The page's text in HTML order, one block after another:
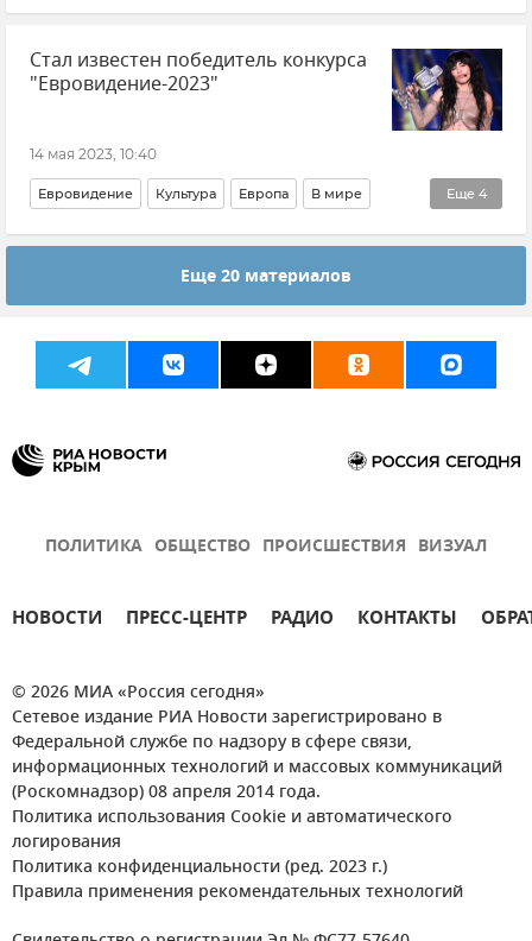
ДТП в Крыму и Севастополе
МВД по Республике Крым Происшествия
Ленинский район
Стал известен победитель конкурса
"Евровидение-2023"
14 мая 2023, 10:40
Еще 4
Евровидение Культура Европа В мире
Общество Швеция Новости
Loreen (Лорин Талхауи)Еще 20 материалов
ПОЛИТИКА ОБЩЕСТВО ПРОИСШЕСТВИЯ ВИЗУАЛ
НОВОСТИ ПРЕСС-ЦЕНТР РАДИО КОНТАКТЫ
© 2026 МИА «Россия сегодня»
Сетевое издание РИА Новости зарегистрировано в
Федеральной службе по надзору в сфере связи,
информационных технологий и массовых коммуникаций
(Роскомнадзор) 08 апреля 2014 года.
Политика использования Cookie и автоматического
логирования
Политика конфиденциальности (ред. 2023 г.)
Правила применения рекомендательных технологий